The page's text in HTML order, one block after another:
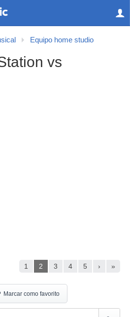
Equipo home studio
vs
1 2 3 4 5 › »
Marcar como favorito